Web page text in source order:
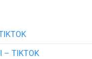
– TIKTOK